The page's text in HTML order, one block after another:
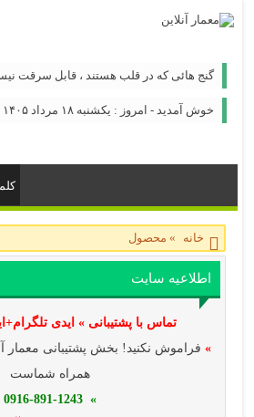
گنج هائی که در قلب هستند ، قابل سرقت
خوش آمدید - امروز : یکشنبه ۱۸ مرداد ۱۴۰۵
خانه » محصول
اطلاعیه سایت
تماس با پشتیبانی » ایدی
» فراموش نکنید! بخش پشتیبانی معمار
همراه شماست
» 0916-891-1243